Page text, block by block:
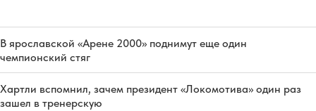
В ярославской «Арене 2000» поднимут еще один
чемпионский стяг
Хартли вспомнил, зачем президент «Локомотива» один раз
зашел в тренерскую